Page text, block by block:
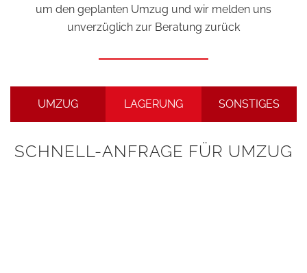
um den geplanten Umzug und wir melden uns
unverzüglich zur Beratung zurück
UMZUG LAGERUNG SONSTIGES
SCHNELL-ANFRAGE FÜR UMZUG